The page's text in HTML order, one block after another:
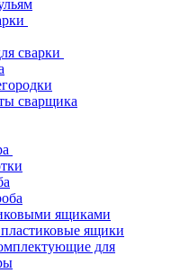
сварки
сварщика
ящиками
ящики
для